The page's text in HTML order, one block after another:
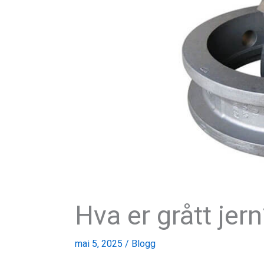
Hva er grått
mai 5, 2025 / Blogg